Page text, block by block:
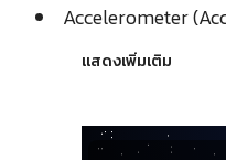
Accelerometer
แสดงเพิ่มเติม